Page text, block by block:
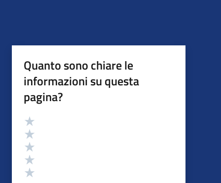
Quanto sono chiare le
informazioni su questa
pagina?
Valutazione